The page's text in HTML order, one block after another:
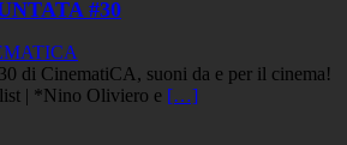
#30
di CinematiCA, suoni da e per il cinema!
| *Nino Oliviero e […]